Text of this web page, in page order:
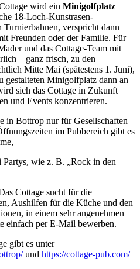
wird ein Minigolfplatz
18-Loch-Kunstrasen-
Turnierbahnen, verspricht dann
Freunden oder der Familie. Für
und das Cottage-Team mit
– ganz frisch, zu den
Mitte Mai (spätestens 1. Juni),
gestalteten Minigolfplatz dann an
sich das Cottage in Zukunft
und Events konzentrieren.
in Bottrop nur für Gesellschaften
im Pubbereich gibt es
wie z. B. „Rock in den
Cottage sucht für die
Aushilfen für die Küche und den
in einem sehr angenehmen
einfach per E-Mail bewerben.
gibt es unter
und https://cottage-pub.com/